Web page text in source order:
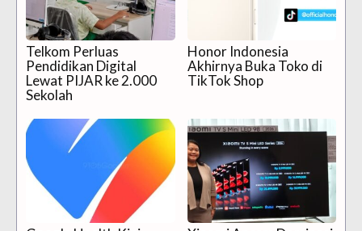
Telkom Perluas
Pendidikan Digital
Lewat PIJAR ke 2.000
Sekolah
Honor Indonesia
Akhirnya Buka Toko di
TikTok Shop